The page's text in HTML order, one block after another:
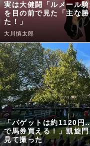
実は大健闘「ルメール
を目の前で見た「主な
た！」
大川慎太郎
「バゲットは約1120円
で馬券買える！」凱旋
見て撮った